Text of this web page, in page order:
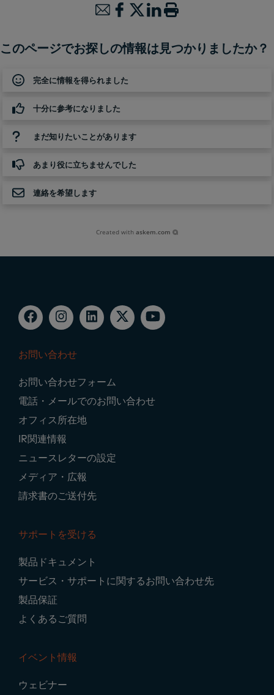
このページでお探しの情報は見つかりましたか？
完全に情報を得られました
十分に参考になりました
まだ知りたいことがあります
あまり役に立ちませんでした
連絡を希望します
Created withaskem.com
Navigation
お問い合わせ
お問い合わせフォーム
電話・メールでのお問い合わせ
オフィス所在地
IR関連情報
ニュースレターの設定
メディア・広報
請求書のご送付先
サポートを受ける
製品ドキュメント
サービス・サポートに関するお問い合わせ先
製品保証
よくあるご質問
イベント情報
ウェビナー